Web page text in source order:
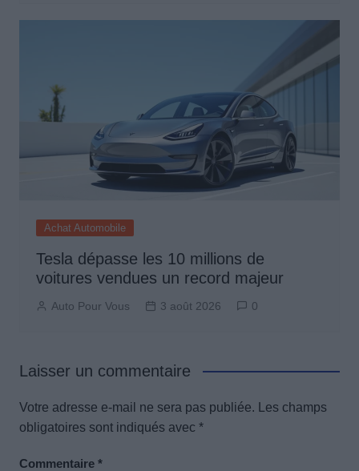
Achat Automobile
Tesla dépasse les 10 millions de
voitures vendues un record majeur
Auto Pour Vous 3 août 2026 0
Laisser un commentaire
Votre adresse e-mail ne sera pas publiée.
Les champs
obligatoires sont indiqués avec *
Commentaire *